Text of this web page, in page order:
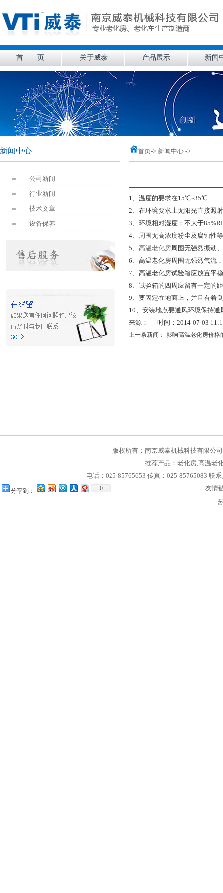
首 页 关于威泰 产品展示 新闻
新闻中心
公司新闻
行业新闻
技术文章
设备保养
首页-> 新闻中心 ->
1、温度的要求在15℃~35℃
2、在环境要求上无阳光直接照
3、环境相对湿度：不大于
4、周围无高浓度粉尘及腐蚀性
5、高温老化房周围无强烈振动
6、高温老化房周围无强烈气流
7、高温老化房试验箱应放置平
8、试验箱的四周应留有一定的
9、要固定在地面上，并且有着
10、安装地点要通风环境保持通
来源： 时间：2014-07-03
上一条新闻： 影响高温老化房价格
版权所有： 南京威泰机械科技有限公司
推荐产品： 老化房,高温老
电话：025-85765653 传真：025-85765083 联
分享到： 0
友情